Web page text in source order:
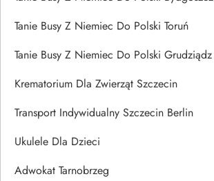
Tanie Busy Z Niemiec Do Polski Toruń
Tanie Busy Z Niemiec Do Polski Grudziądz
Krematorium Dla Zwierząt Szczecin
Transport Indywidualny Szczecin Berlin
Ukulele Dla Dzieci
Adwokat Tarnobrzeg